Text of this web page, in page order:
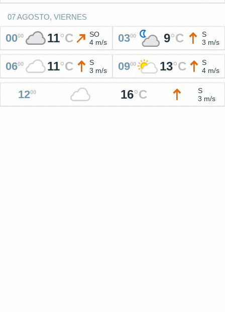
07 AGOSTO, VIERNES
0000 11°C
SO
4 m/s
0300 9°C
S
3 m/s
0600 11°C
S
3 m/s
0900 13°C
S
4 m/s
1200 16°C
S
3 m/s